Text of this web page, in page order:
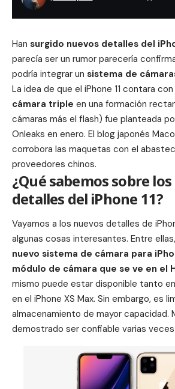
Han surgido nuevos detalles del
parecía ser un rumor parecería
podría integrar un sistema de
La idea de que el iPhone 11 contara con
cámara triple en una formación
cámaras más el flash) fue planteada
Onleaks en enero. El blog japonés
corrobora las maquetas con el
proveedores chinos.
¿Qué sabemos sobre
detalles del iPhone 11?
Vayamos a los nuevos detalles de
algunas cosas interesantes. Entre
nuevo sistema de cámara para
módulo de cámara que se ve en el
mismo puede estar disponible tanto
en el iPhone XS Max. Sin embargo, es
almacenamiento de mayor capacidad.
demostrado ser confiable varias